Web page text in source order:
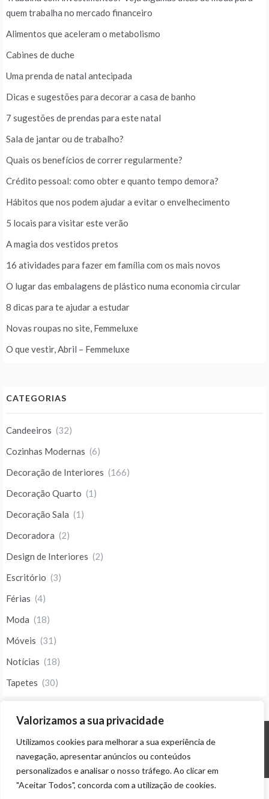
Valorizamos a sua privacidade
Utilizamos cookies para melhorar a sua experiência de
navegação, apresentar anúncios ou conteúdos
personalizados e analisar o nosso tráfego. Ao clicar em
"Aceitar Todos", concorda com a utilização de cookies.
quem trabalha no mercado financeiro
Alimentos que aceleram o metabolismo
Cabines de duche
Uma prenda de natal antecipada
Dicas e sugestões para decorar a casa de banho
7 sugestões de prendas para este natal
Sala de jantar ou de trabalho?
Quais os benefícios de correr regularmente?
Crédito pessoal: como obter e quanto tempo demora?
Hábitos que nos podem ajudar a evitar o envelhecimento
5 locais para visitar este verão
A magia dos vestidos pretos
16 atividades para fazer em família com os mais novos
O lugar das embalagens de plástico numa economia circular
8 dicas para te ajudar a estudar
Novas roupas no site, Femmeluxe
O que vestir, Abril – Femmeluxe
CATEGORIAS
Candeeiros (32)
Cozinhas Modernas (6)
Decoração de Interiores (166)
Decoração Quarto (1)
Decoração Sala (1)
Decoradora (2)
Design de Interiores (2)
Escritório (3)
Férias (4)
Moda (18)
Móveis (31)
Notícias (18)
Tapetes (30)